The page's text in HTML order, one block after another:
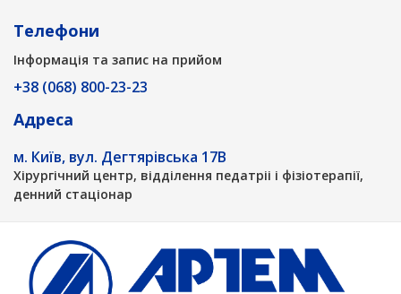
Телефони
Інформація та запис на прийом
+38 (068) 800-23-23
Адреса
м. Київ, вул. Дегтярівська 17В
Хірургічний центр, відділення педатріі і фізіотерапії,
денний стаціонар